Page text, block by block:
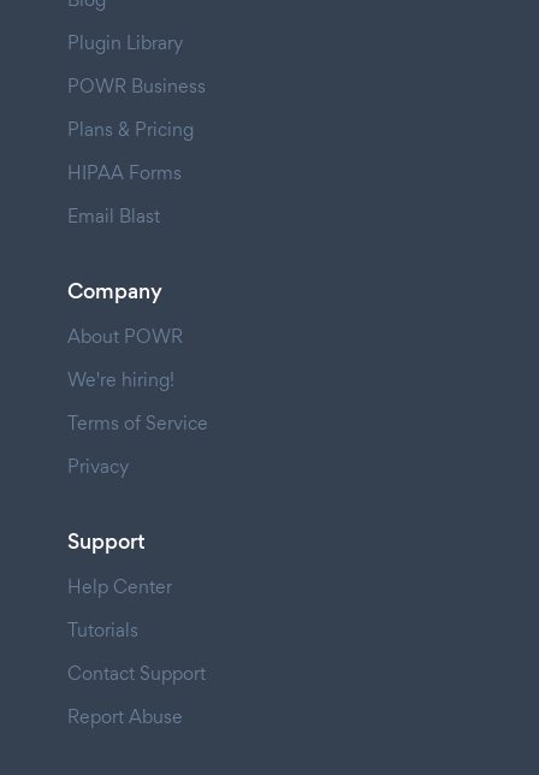
Plugin Library
POWR Business
Plans & Pricing
HIPAA Forms
Email Blast
Company
About POWR
We're hiring!
Terms of Service
Privacy
Support
Help Center
Tutorials
Contact Support
Report Abuse